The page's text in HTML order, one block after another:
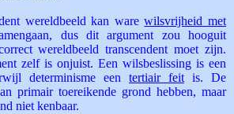
wereldbeeld kan warewilsvrijheid met
dus dit argument zou hooguit
wereldbeeld transcendent moet zijn.
zelf is onjuist. Een wilsbeslissing is een
determinisme een tertiair feit is. De
primair toereikende grond hebben, maar
niet kenbaar.